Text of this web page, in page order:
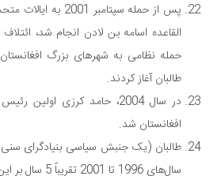
پس از حمله سپتامبر
القاعده اسامه بن لادن انجام شد،
حمله نظامی به شهرهای بزرگ افغانستان
طالبان آغاز کردند.
در سال 2004، حامد کرزی
افغانستان شد.
طالبان (یک جنبش سیاسی بنیادگرای
سال‌های 1996 تا 2001 تقریباً 5 سال بر این کشور حکومت کردند.